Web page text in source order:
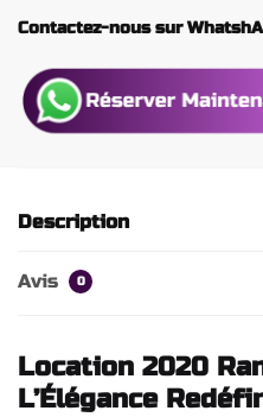
Contactez-nous sur
Description
Avis 0
Location 2020
L’Élégance